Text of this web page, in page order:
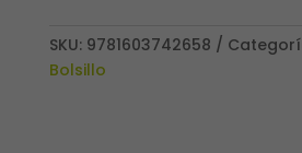
SKU: 9781603742658
Bolsillo